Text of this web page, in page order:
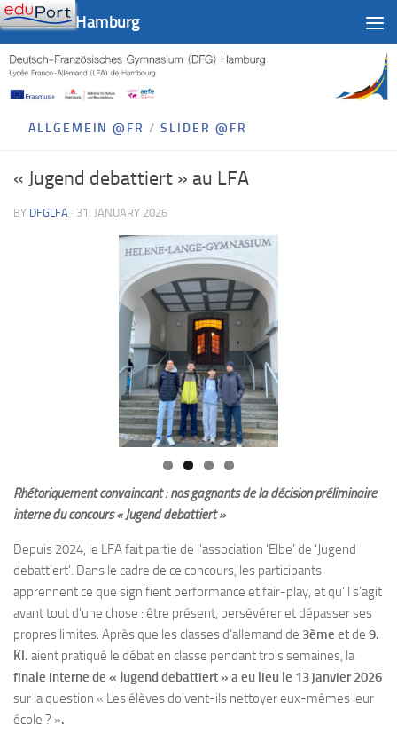
Skip to content
DFG-LFA Hamburg
ALLGEMEIN @FR / SLIDER @FR
« Jugend debattiert » au LFA
BY DFGLFA · 31. JANUARY 2026
Rhétoriquement convaincant : nos gagnants de la décision préliminaire
interne du concours « Jugend debattiert »
Depuis 2024, le LFA fait partie de l’association ‘Elbe’ de ‘Jugend
debattiert’. Dans le cadre de ce concours, les participants
apprennent ce que signifient performance et fair-play, et qu’il s’agit
avant tout d’une chose : être présent, persévérer et dépasser ses
propres limites. Après que les classes d’allemand de 3ème etde 9.
Kl. aient pratiqué le débat en classe pendant trois semaines, la
finale interne de « Jugend debattiert » a eu lieu le 13 janvier 2026
sur la question « Les élèves doivent-ils nettoyer eux-mêmes leur
école ? ».